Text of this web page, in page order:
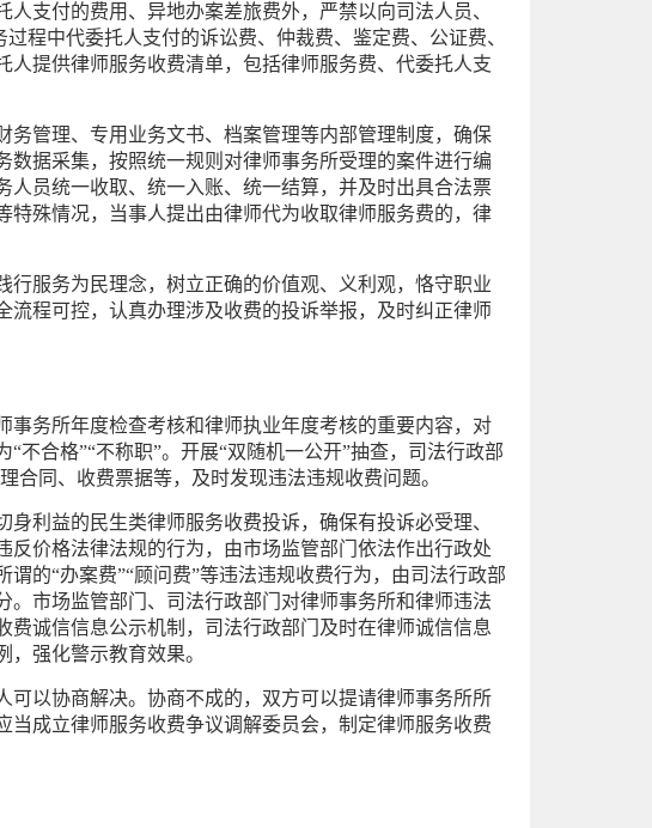
支付的费用、异地办案差旅费外，严禁以向司法人员、
程中代委托人支付的诉讼费、仲裁费、鉴定费、公证费、
提供律师服务收费清单，包括律师服务费、代委托人支
务管理、专用业务文书、档案管理等内部管理制度，确保
据采集，按照统一规则对律师事务所受理的案件进行编
员统一收取、统一入账、统一结算，并及时出具合法票
殊情况，当事人提出由律师代为收取律师服务费的，律
行服务为民理念，树立正确的价值观、义利观，恪守职业
程可控，认真办理涉及收费的投诉举报，及时纠正律师
事务所年度检查考核和律师执业年度考核的重要内容，对
合格”“不称职”。开展“双随机一公开”抽查，司法行政部
合同、收费票据等，及时发现违法违规收费问题。
利益的民生类律师服务收费投诉，确保有投诉必受理、
价格法律法规的行为，由市场监管部门依法作出行政处
的“办案费”“顾问费”等违法违规收费行为，由司法行政部
市场监管部门、司法行政部门对律师事务所和律师违法
诚信信息公示机制，司法行政部门及时在律师诚信信息
强化警示教育效果。
可以协商解决。协商不成的，双方可以提请律师事务所所
成立律师服务收费争议调解委员会，制定律师服务收费